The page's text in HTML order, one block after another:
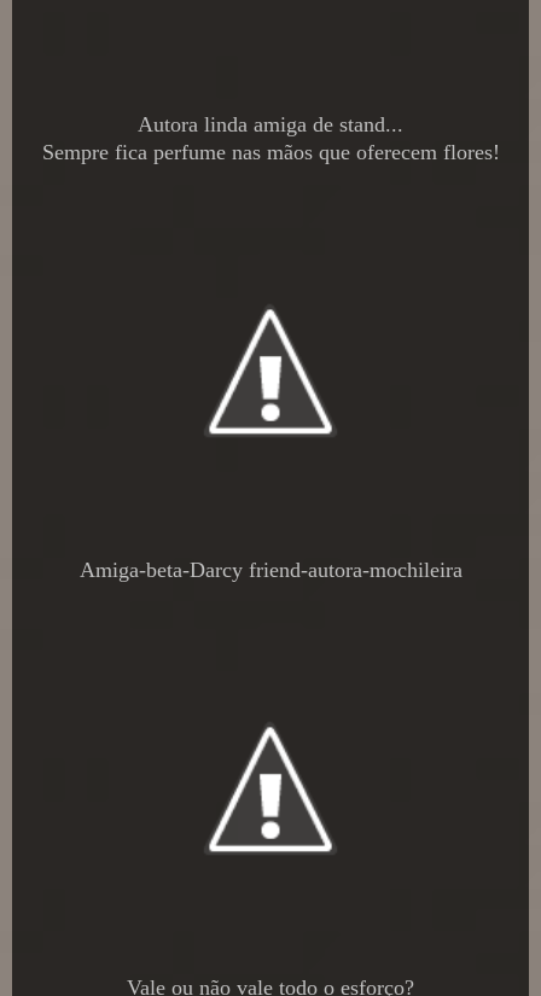
Autora linda amiga de stand...
Sempre fica perfume nas mãos que oferecem flores!
Amiga-beta-Darcy friend-autora-mochileira
Vale ou não vale todo o esforço?